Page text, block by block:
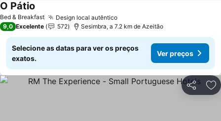
Bed & Breakfast Design local autênticoVer preços
O Pátio
9,0 Excelente 572 Sesimbra, a 7.2 km de Azeitão
Selecione as datas para ver os preços
exatos.
Ver preços
Partilhar